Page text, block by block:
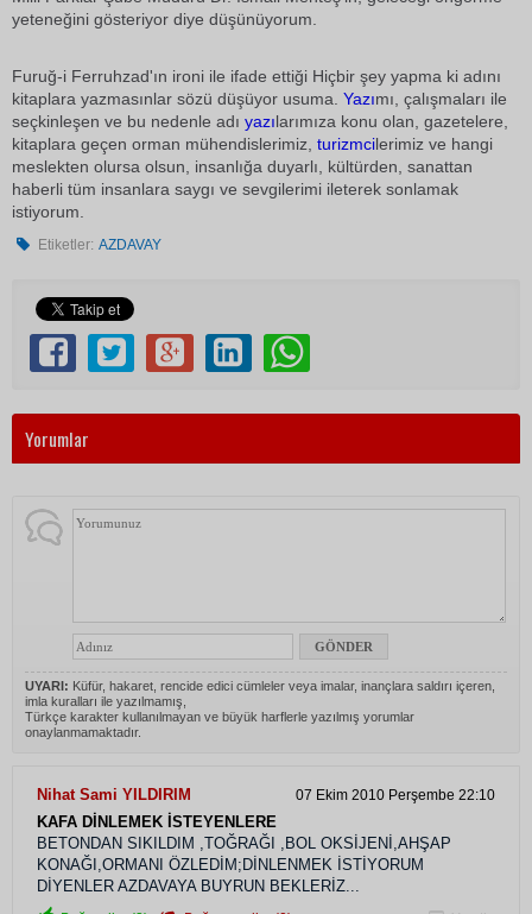
yeteneğini gösteriyor diye düşünüyorum.
Furuğ-i Ferruhzad'ın ironi ile ifade ettiği Hiçbir şey yapma ki adını
kitaplara yazmasınlar sözü düşüyor usuma. Yazımı, çalışmaları ile
seçkinleşen ve bu nedenle adı yazılarımıza konu olan, gazetelere,
kitaplara geçen orman mühendislerimiz, turizmcilerimiz ve hangi
meslekten olursa olsun, insanlığa duyarlı, kültürden, sanattan
haberli tüm insanlara saygı ve sevgilerimi ileterek sonlamak
istiyorum.
Etiketler: AZDAVAY
Yorumlar
UYARI: Küfür, hakaret, rencide edici cümleler veya imalar, inançlara saldırı içeren,
imla kuralları ile yazılmamış,
Türkçe karakter kullanılmayan ve büyük harflerle yazılmış yorumlar
onaylanmamaktadır.
Nihat Sami YILDIRIM 07 Ekim 2010 Perşembe 22:10
KAFA DİNLEMEK İSTEYENLERE
BETONDAN SIKILDIM ,TOĞRAĞI ,BOL OKSİJENİ,AHŞAP
KONAĞI,ORMANI ÖZLEDİM;DİNLENMEK İSTİYORUM
DİYENLER AZDAVAYA BUYRUN BEKLERİZ...